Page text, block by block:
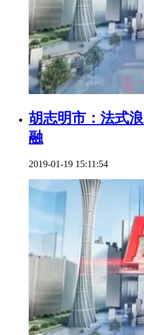
胡志明市：法式
融
2019-01-19 15:11:54